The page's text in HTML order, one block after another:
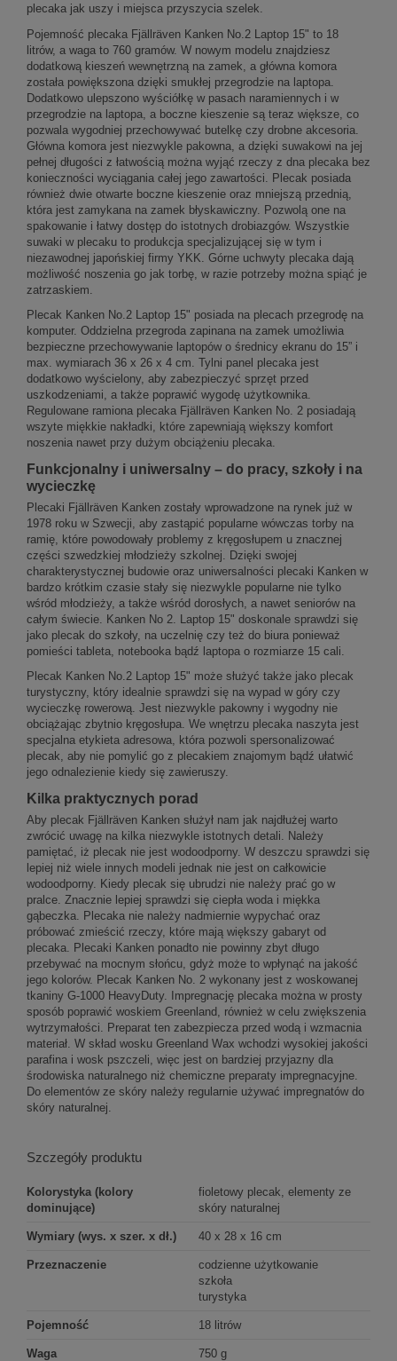
plecaka jak uszy i miejsca przyszycia szelek.
Pojemność plecaka Fjällräven Kanken No.2 Laptop 15" to 18
litrów, a waga to 760 gramów. W nowym modelu znajdziesz
dodatkową kieszeń wewnętrzną na zamek, a główna komora
została powiększona dzięki smukłej przegrodzie na laptopa.
Dodatkowo ulepszono wyściółkę w pasach naramiennych i w
przegrodzie na laptopa, a boczne kieszenie są teraz większe, co
pozwala wygodniej przechowywać butelkę czy drobne akcesoria.
Główna komora jest niezwykle pakowna, a dzięki suwakowi na jej
pełnej długości z łatwością można wyjąć rzeczy z dna plecaka bez
konieczności wyciągania całej jego zawartości. Plecak posiada
również dwie otwarte boczne kieszenie oraz mniejszą przednią,
która jest zamykana na zamek błyskawiczny. Pozwolą one na
spakowanie i łatwy dostęp do istotnych drobiazgów. Wszystkie
suwaki w plecaku to produkcja specjalizującej się w tym i
niezawodnej japońskiej firmy YKK. Górne uchwyty plecaka dają
możliwość noszenia go jak torbę, w razie potrzeby można spiąć je
zatrzaskiem.
Plecak Kanken No.2 Laptop 15" posiada na plecach przegrodę na
komputer. Oddzielna przegroda zapinana na zamek umożliwia
bezpieczne przechowywanie laptopów o średnicy ekranu do 15” i
max. wymiarach 36 x 26 x 4 cm. Tylni panel plecaka jest
dodatkowo wyścielony, aby zabezpieczyć sprzęt przed
uszkodzeniami, a także poprawić wygodę użytkownika.
Regulowane ramiona plecaka Fjällräven Kanken No. 2 posiadają
wszyte miękkie nakładki, które zapewniają większy komfort
noszenia nawet przy dużym obciążeniu plecaka.
Funkcjonalny i uniwersalny – do pracy, szkoły i na
wycieczkę
Plecaki Fjällräven Kanken zostały wprowadzone na rynek już w
1978 roku w Szwecji, aby zastąpić popularne wówczas torby na
ramię, które powodowały problemy z kręgosłupem u znacznej
części szwedzkiej młodzieży szkolnej. Dzięki swojej
charakterystycznej budowie oraz uniwersalności plecaki Kanken w
bardzo krótkim czasie stały się niezwykle popularne nie tylko
wśród młodzieży, a także wśród dorosłych, a nawet seniorów na
całym świecie. Kanken No 2. Laptop 15" doskonale sprawdzi się
jako plecak do szkoły, na uczelnię czy też do biura ponieważ
pomieści tableta, notebooka bądź laptopa o rozmiarze 15 cali.
Plecak Kanken No.2 Laptop 15" może służyć także jako plecak
turystyczny, który idealnie sprawdzi się na wypad w góry czy
wycieczkę rowerową. Jest niezwykle pakowny i wygodny nie
obciążając zbytnio kręgosłupa. We wnętrzu plecaka naszyta jest
specjalna etykieta adresowa, która pozwoli spersonalizować
plecak, aby nie pomylić go z plecakiem znajomym bądź ułatwić
jego odnalezienie kiedy się zawieruszy.
Kilka praktycznych porad
Aby plecak Fjällräven Kanken służył nam jak najdłużej warto
zwrócić uwagę na kilka niezwykle istotnych detali. Należy
pamiętać, iż plecak nie jest wodoodporny. W deszczu sprawdzi się
lepiej niż wiele innych modeli jednak nie jest on całkowicie
wodoodporny. Kiedy plecak się ubrudzi nie należy prać go w
pralce. Znacznie lepiej sprawdzi się ciepła woda i miękka
gąbeczka. Plecaka nie należy nadmiernie wypychać oraz
próbować zmieścić rzeczy, które mają większy gabaryt od
plecaka. Plecaki Kanken ponadto nie powinny zbyt długo
przebywać na mocnym słońcu, gdyż może to wpłynąć na jakość
jego kolorów. Plecak Kanken No. 2 wykonany jest z woskowanej
tkaniny G-1000 HeavyDuty. Impregnację plecaka można w prosty
sposób poprawić woskiem Greenland, również w celu zwiększenia
wytrzymałości. Preparat ten zabezpiecza przed wodą i wzmacnia
materiał. W skład wosku Greenland Wax wchodzi wysokiej jakości
parafina i wosk pszczeli, więc jest on bardziej przyjazny dla
środowiska naturalnego niż chemiczne preparaty impregnacyjne.
Do elementów ze skóry należy regularnie używać impregnatów do
skóry naturalnej.
Szczegóły produktu
Kolorystyka (kolory
dominujące)
fioletowy plecak, elementy ze
skóry naturalnej
Wymiary (wys. x szer. x dł.) 40 x 28 x 16 cm
Przeznaczenie
codzienne użytkowanie
szkoła
turystyka
Pojemność 18 litrów
Waga 750 g